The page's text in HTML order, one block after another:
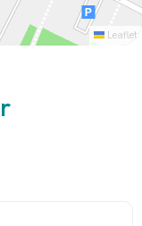
Leaflet